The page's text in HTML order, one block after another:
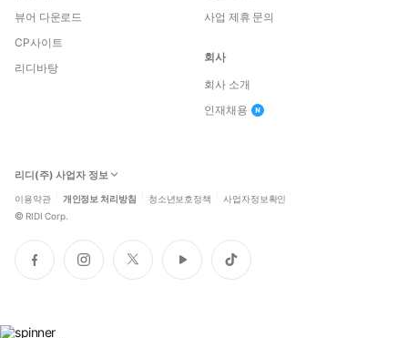
뷰어 다운로드
CP사이트
리디바탕
사업 제휴 문의
회사
회사 소개
인재채용
리디(주) 사업자 정보
이용약관 개인정보 처리방침 청소년보호정책 사업자정보확인
© RIDI Corp.
페
이
인
스
트
위
유
튜
틱
톡